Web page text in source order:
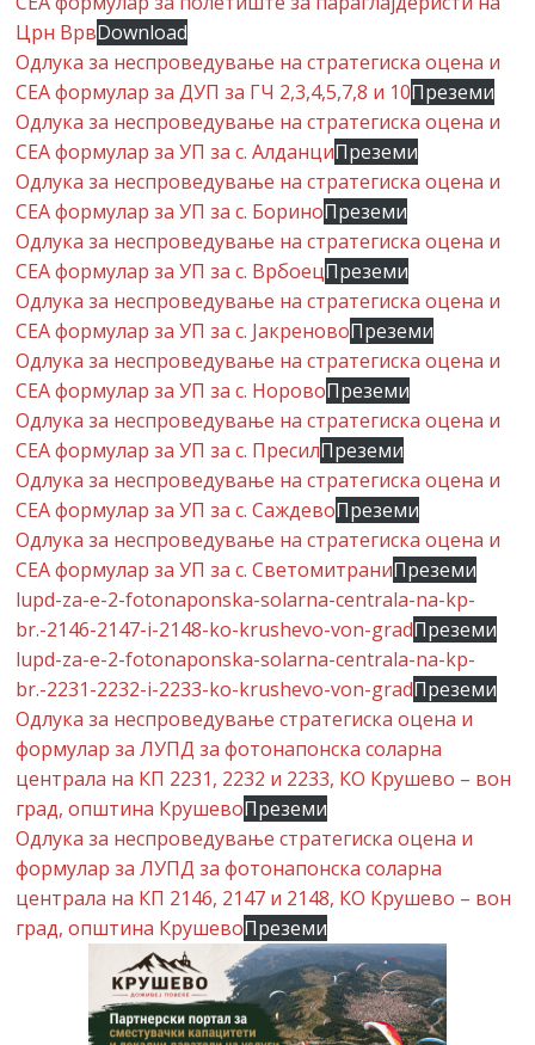
Црн ВрвDownload
Одлука за неспроведување на стратегиска оцена и
СЕА формулар за ДУП за ГЧ 2,3,4,5,7,8 и 10Преземи
Одлука за неспроведување на стратегиска оцена и
СЕА формулар за УП за с. АлданциПреземи
Одлука за неспроведување на стратегиска оцена и
СЕА формулар за УП за с. БориноПреземи
Одлука за неспроведување на стратегиска оцена и
СЕА формулар за УП за с. ВрбоецПреземи
Одлука за неспроведување на стратегиска оцена и
СЕА формулар за УП за с. ЈакреновоПреземи
Одлука за неспроведување на стратегиска оцена и
СЕА формулар за УП за с. НоровоПреземи
Одлука за неспроведување на стратегиска оцена и
СЕА формулар за УП за с. ПресилПреземи
Одлука за неспроведување на стратегиска оцена и
СЕА формулар за УП за с. СаждевоПреземи
Одлука за неспроведување на стратегиска оцена и
СЕА формулар за УП за с. СветомитраниПреземи
lupd-za-e-2-fotonaponska-solarna-centrala-na-kp-
br.-2146-2147-i-2148-ko-krushevo-von-gradПреземи
lupd-za-e-2-fotonaponska-solarna-centrala-na-kp-
br.-2231-2232-i-2233-ko-krushevo-von-gradПреземи
Одлука за неспроведување стратегиска оцена и
формулар за ЛУПД за фотонапонска соларна
централа на КП 2231, 2232 и 2233, КО Крушево – вон
град, општина КрушевоПреземи
Одлука за неспроведување стратегиска оцена и
формулар за ЛУПД за фотонапонска соларна
централа на КП 2146, 2147 и 2148, КО Крушево – вон
град, општина КрушевоПреземи